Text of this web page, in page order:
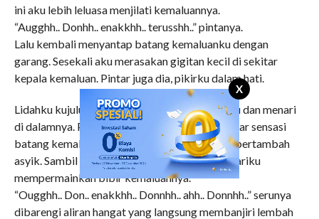
X
ini aku lebih leluasa menjilati kemaluannya.
“Augghh.. Donhh.. enakkhh.. terusshh..” pintanya.
Lalu kembali menyantap batang kemaluanku dengan
garang. Sesekali aku merasakan gigitan kecil di sekitar
kepala kemaluan. Pintar juga dia, pikirku dalam hati.
Lidahku kujulurkan masuk ke lubang sempit itu dan menari
di dalamnya. Pantatku kugoyang naik-turun agar sensasi
batang kemaluan yang berada di kulumannya bertambah
asyik. Sambil menjilat liang kemaluan itu, jari-jariku
mempermainkan bibir kemaluannya.
“Ougghh.. Don.. enakkhh.. Donnhh.. ahh.. Donnhh..” serunya
dibarengi aliran hangat yang langsung membanjiri lembah